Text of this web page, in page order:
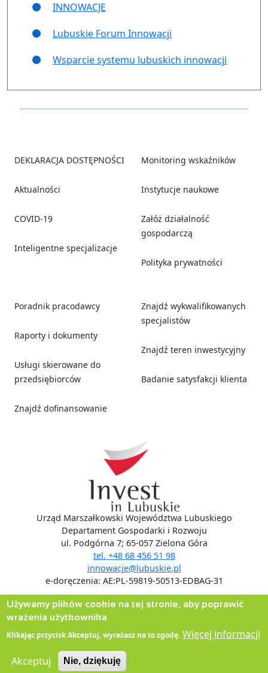
INNOWACJE
Lubuskie Forum Innowacji
Wsparcie systemu lubuskich innowacji
DEKLARACJA DOSTĘPNOŚCI
Aktualności
COVID-19
Inteligentne specjalizacje
Monitoring wskaźników
Instytucje naukowe
Załóż działalność
gospodarczą
Polityka prywatności
Poradnik pracodawcy
Raporty i dokumenty
Usługi skierowane do
przedsiębiorców
Znajdź dofinansowanie
Znajdź wykwalifikowanych
specjalistów
Znajdź teren inwestycyjny
Badanie satysfakcji klienta
Urząd Marszałkowski Województwa Lubuskiego
Departament Gospodarki i Rozwoju
ul. Podgórna 7; 65-057 Zielona Góra
tel. +48 68 456 51 98
innowacje@lubuskie.pl
e-doręczenia: AE:PL-59819-50513-EDBAG-31
Używamy plików cookie na tej stronie, aby poprawić
wrażenia użytkownika
Klikając przycisk Akceptuj, wyrażasz na to zgodę. Więcej informacji
Akceptuj Nie, dziękuję